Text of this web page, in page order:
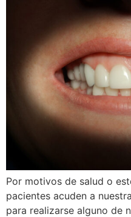
Por motivos de salud o
pacientes acuden a
para realizarse alguno de